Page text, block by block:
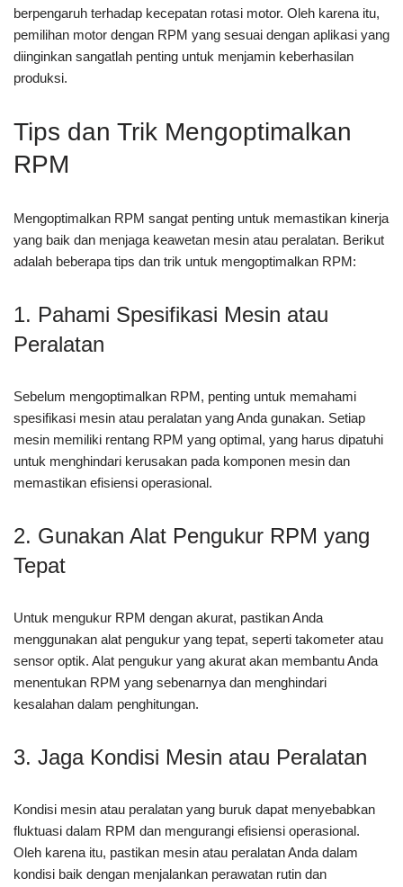
berpengaruh terhadap kecepatan rotasi motor. Oleh karena itu,
pemilihan motor dengan RPM yang sesuai dengan aplikasi yang
diinginkan sangatlah penting untuk menjamin keberhasilan
produksi.
Tips dan Trik Mengoptimalkan
RPM
Mengoptimalkan RPM sangat penting untuk memastikan kinerja
yang baik dan menjaga keawetan mesin atau peralatan. Berikut
adalah beberapa tips dan trik untuk mengoptimalkan RPM:
1. Pahami Spesifikasi Mesin atau
Peralatan
Sebelum mengoptimalkan RPM, penting untuk memahami
spesifikasi mesin atau peralatan yang Anda gunakan. Setiap
mesin memiliki rentang RPM yang optimal, yang harus dipatuhi
untuk menghindari kerusakan pada komponen mesin dan
memastikan efisiensi operasional.
2. Gunakan Alat Pengukur RPM yang
Tepat
Untuk mengukur RPM dengan akurat, pastikan Anda
menggunakan alat pengukur yang tepat, seperti takometer atau
sensor optik. Alat pengukur yang akurat akan membantu Anda
menentukan RPM yang sebenarnya dan menghindari
kesalahan dalam penghitungan.
3. Jaga Kondisi Mesin atau Peralatan
Kondisi mesin atau peralatan yang buruk dapat menyebabkan
fluktuasi dalam RPM dan mengurangi efisiensi operasional.
Oleh karena itu, pastikan mesin atau peralatan Anda dalam
kondisi baik dengan menjalankan perawatan rutin dan